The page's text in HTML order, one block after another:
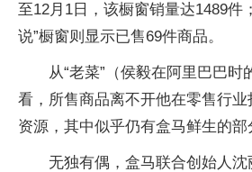
至12月1日，该橱窗销量达1489件
说”橱窗则显示已售69件商品。
从“老菜”（侯毅在阿里巴巴时
看，所售商品离不开他在零售行
资源，其中似乎仍有盒马鲜生的部
无独有偶，盒马联合创始人